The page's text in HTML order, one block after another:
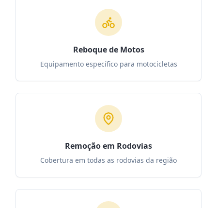
Reboque de Motos
Equipamento específico para motocicletas
Remoção em Rodovias
Cobertura em todas as rodovias da região